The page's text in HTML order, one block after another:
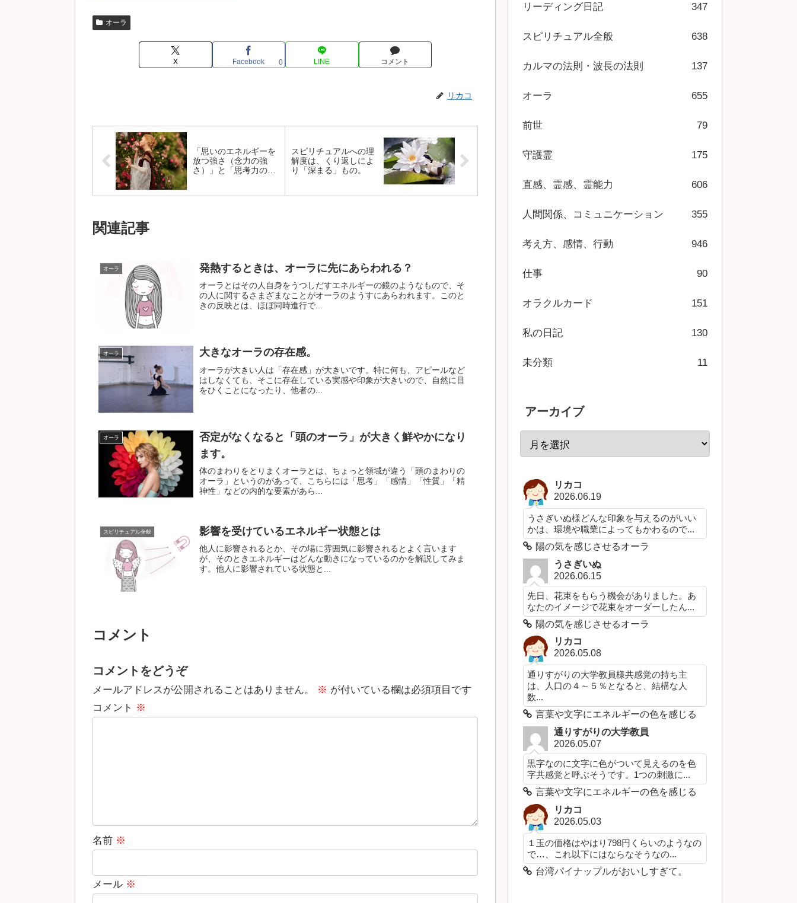
オーラ
X Facebook 0 LINE コメント
リカコ
「思いのエネルギーを
放つ強さ（念力の強
さ）」と「思考力の高
スピリチュアルへの理
解度は、くり返しによ
り「深まる」もの。
関連記事
オーラ 発熱するときは、オーラに先にあらわれる？
オーラとはその人自身をうつしだすエネルギーの鏡のようなもので、そ
の人に関するさまざまなことがオーラのようすにあらわれます。このと
きの反映とは、ほぼ同時進行で...
オーラ 大きなオーラの存在感。
オーラが大きい人は「存在感」が大きいです。特に何も、アピールなど
はしなくても、そこに存在している実感や印象が大きいので、自然に目
をひくことになったり、他者の...
オーラ
否定がなくなると「頭のオーラ」が大きく鮮やかになり
ます。
体のまわりをとりまくオーラとは、ちょっと領域が違う「頭のまわりの
オーラ」というのがあって、こちらには「思考」「感情」「性質」「精
神性」などの内的な要素があら...
スピリチュアル全般 影響を受けているエネルギー状態とは
他人に影響されるとか、その場に雰囲気に影響されるとよく言います
が、そのときエネルギーはどんな動きになっているのかを解説してみま
す。他人に影響されている状態と...
コメント
コメントをどうぞ
メールアドレスが公開されることはありません。 ※ が付いている欄は必須項目です
コメント ※
名前 ※
メール ※
リーディング日記 347
スピリチュアル全般 638
カルマの法則・波長の法則 137
オーラ 655
前世 79
守護霊 175
直感、霊感、霊能力 606
人間関係、コミュニケーション 355
考え方、感情、行動 946
仕事 90
オラクルカード 151
私の日記 130
未分類 11
アーカイブ
リカコ
2026.06.19
うさぎいぬ様どんな印象を与えるのがいい
かは、環境や職業によってもかわるので...
陽の気を感じさせるオーラ
うさぎいぬ
2026.06.15
先日、花束をもらう機会がありました。あ
なたのイメージで花束をオーダーしたん...
陽の気を感じさせるオーラ
リカコ
2026.05.08
通りすがりの大学教員様共感覚の持ち主
は、人口の４～５％となると、結構な人
数...
言葉や文字にエネルギーの色を感じる
通りすがりの大学教員
2026.05.07
黒字なのに文字に色がついて見えるのを色
字共感覚と呼ぶそうです。1つの刺激に...
言葉や文字にエネルギーの色を感じる
リカコ
2026.05.03
１玉の価格はやはり798円くらいのようなの
で…、これ以下にはならなそうなの...
台湾パイナップルがおいしすぎて。